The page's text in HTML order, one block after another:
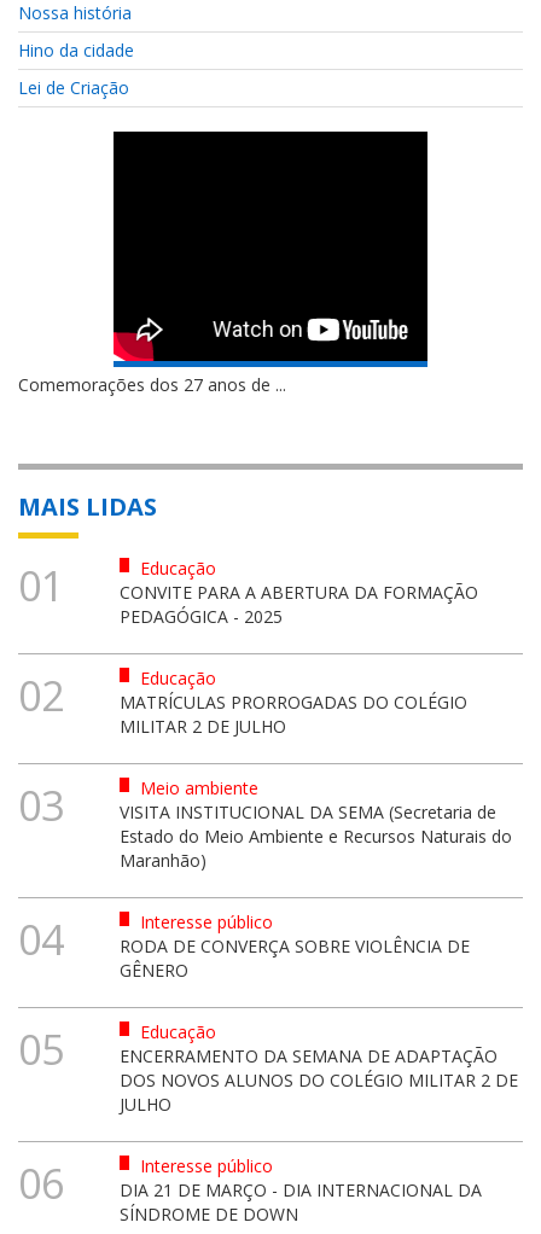
Nossa história
Hino da cidade
Lei de Criação
Comemorações dos 27 anos de ...
MAIS LIDAS
01
Educação
CONVITE PARA A ABERTURA DA FORMAÇÃO
PEDAGÓGICA - 2025
02
Educação
MATRÍCULAS PRORROGADAS DO COLÉGIO
MILITAR 2 DE JULHO
03
Meio ambiente
VISITA INSTITUCIONAL DA SEMA (Secretaria de
Estado do Meio Ambiente e Recursos Naturais do
Maranhão)
04
Interesse público
RODA DE CONVERÇA SOBRE VIOLÊNCIA DE
GÊNERO
05
Educação
ENCERRAMENTO DA SEMANA DE ADAPTAÇÃO
DOS NOVOS ALUNOS DO COLÉGIO MILITAR 2 DE
JULHO
06
Interesse público
DIA 21 DE MARÇO - DIA INTERNACIONAL DA
SÍNDROME DE DOWN